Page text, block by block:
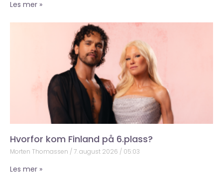
Les mer »
Hvorfor kom Finland på 6.plass?
Morten Thomassen 7. august 2026 05:03
Les mer »